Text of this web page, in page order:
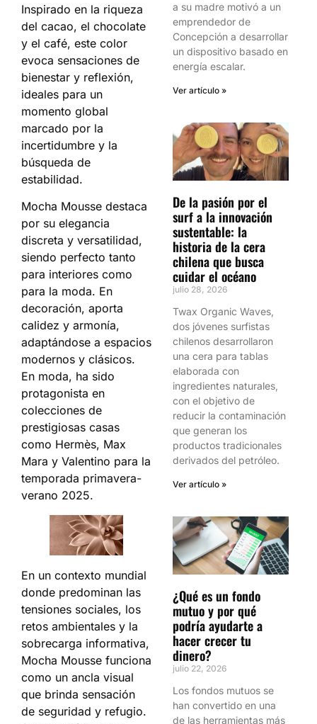
Inspirado en la riqueza
del cacao, el chocolate
y el café, este color
evoca sensaciones de
bienestar y reflexión,
ideales para un
momento global
marcado por la
incertidumbre y la
búsqueda de
estabilidad.
Mocha Mousse destaca
por su elegancia
discreta y versatilidad,
siendo perfecto tanto
para interiores como
para la moda. En
decoración, aporta
calidez y armonía,
adaptándose a espacios
modernos y clásicos.
En moda, ha sido
protagonista en
colecciones de
prestigiosas casas
como Hermès, Max
Mara y Valentino para la
temporada primavera-
verano 2025.
En un contexto mundial
donde predominan las
tensiones sociales, los
retos ambientales y la
sobrecarga informativa,
Mocha Mousse funciona
como un ancla visual
que brinda sensación
de seguridad y refugio.
a su madre motivó a un
emprendedor de
Concepción a desarrollar
un dispositivo basado en
energía escalar.
Ver artículo »
De la pasión por el
surf a la innovación
sustentable: la
historia de la cera
chilena que busca
cuidar el océano
julio 28, 2026
Twax Organic Waves,
dos jóvenes surfistas
chilenos desarrollaron
una cera para tablas
elaborada con
ingredientes naturales,
con el objetivo de
reducir la contaminación
que generan los
productos tradicionales
derivados del petróleo.
Ver artículo »
¿Qué es un fondo
mutuo y por qué
podría ayudarte a
hacer crecer tu
dinero?
julio 22, 2026
Los fondos mutuos se
han convertido en una
de las herramientas más